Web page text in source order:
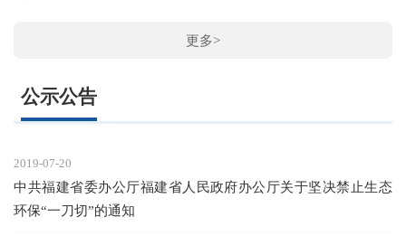
更多>
公示公告
2019-07-20
中共福建省委办公厅福建省人民政府办公厅关于坚决禁止生态
环保“一刀切”的通知